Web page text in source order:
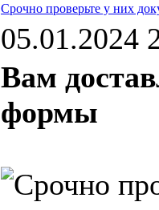
Срочно проверьте у них
05.01.2024
Вам
формы